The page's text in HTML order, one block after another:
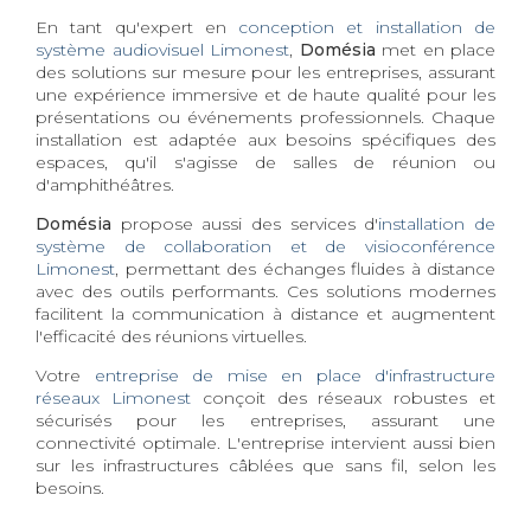
En tant qu'expert en conception et installation de
système audiovisuel Limonest
Domésia met en place
des solutions sur mesure pour les entreprises, assurant
une expérience immersive et de haute qualité pour les
présentations ou événements professionnels. Chaque
installation est adaptée aux besoins spécifiques des
espaces, qu'il s'agisse de salles de réunion ou
d'amphithéâtres.
Domésia propose aussi des services d'installation de
système de collaboration et de visioconférence
Limonest , permettant des échanges fluides à distance
avec des outils performants. Ces solutions modernes
facilitent la communication à distance et augmentent
l'efficacité des réunions virtuelles.
Votre entreprise de mise en place d'infrastructure
réseaux Limonest conçoit des réseaux robustes et
sécurisés pour les entreprises, assurant une
connectivité optimale. L'entreprise intervient aussi bien
sur les infrastructures câblées que sans fil, selon les
besoins.